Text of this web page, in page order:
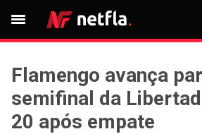
Flamengo avança
semifinal da
20 após empate